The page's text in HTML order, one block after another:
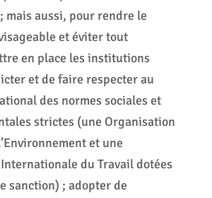
mais aussi, pour rendre le
et éviter tout
en place les institutions
et de faire respecter au
des normes sociales et
strictes (une Organisation
et une
du Travail dotées
sanction) ; adopter de